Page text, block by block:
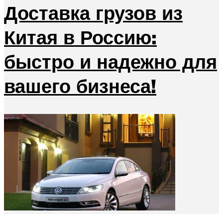
Доставка грузов из
Китая в Россию:
быстро и надежно для
вашего бизнеса!